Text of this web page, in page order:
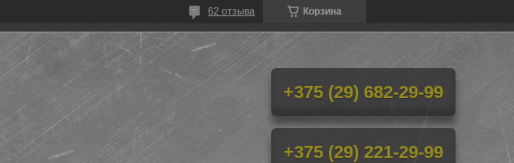
Корзина
62 отзыва
+375 (29) 682-29-99
+375 (29) 221-29-99